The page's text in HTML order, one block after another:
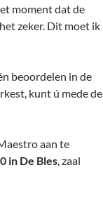
moment dat de
zeker. Dit moet ik
beoordelen in de
kunt ú mede de
aan te
in De Bles , zaal